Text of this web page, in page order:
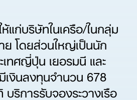
แก่บริษัทในเครือ/ในกลุ่ม
โดยส่วนใหญ่เป็นนัก
ทศญี่ปุ่น เยอรมนี และ
งินลงทุนจำนวน 678
ริการรับจองระวางเรือ